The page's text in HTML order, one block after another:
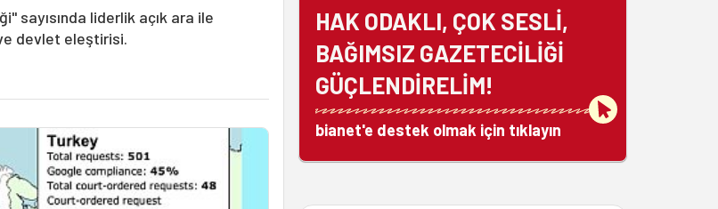
sayısında liderlik açık ara ile
devlet eleştirisi.
HAK ODAKLI, ÇOK SESLİ,
BAĞIMSIZ GAZETECİLİĞİ
GÜÇLENDİRELİM!
bianet'e destek olmak için tıklayın